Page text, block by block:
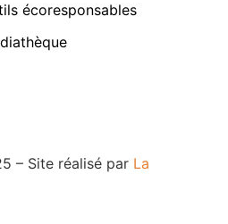
écoresponsables
– Site réalisé par La